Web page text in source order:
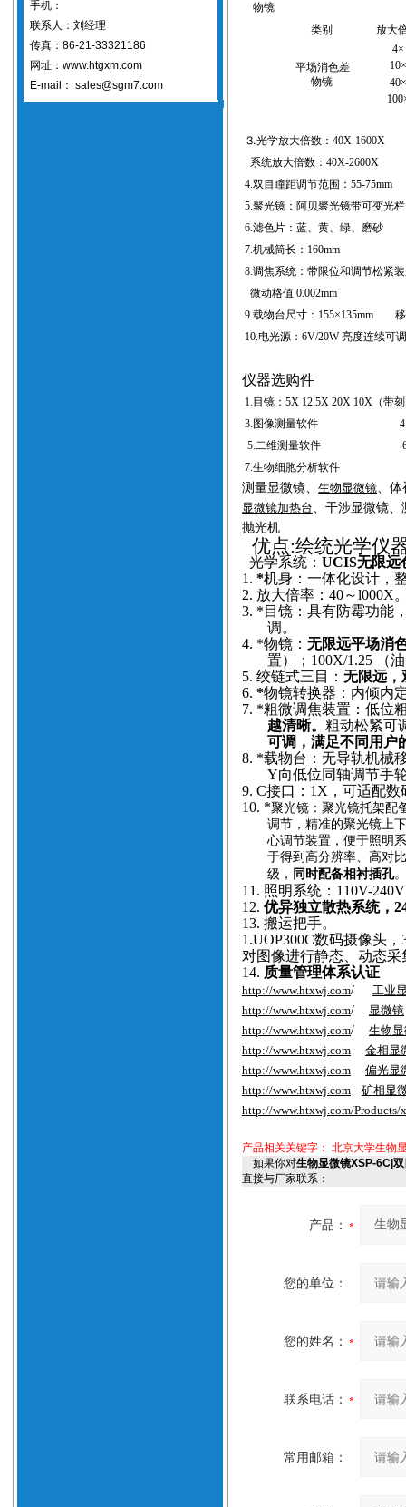
手机：
联系人：刘经理
传真：86-21-33321186
网址：www.htgxm.com
E-mail： sales@sgm7.com
物镜
类别
放大
平场消色差
物镜
4×
⒊光学放大倍数： 40X-1600X
系统放大倍数： 40X-2600X
4.双目瞳距调节范围： 55-75mm
5.聚光镜：阿贝聚光镜带可变光栏
6.滤色片：蓝、黄、绿、磨砂
7.机械筒长： 160mm
8.调焦系统：带限位和调节松紧
微动格值 0.002mm
9.载物台尺寸： 155×135mm 移
10.电光源： 6V/20W亮度连续可调
仪器选购件
1. 目镜： 5X 12.5X 20X 10X（带
3. 图像测量软件
5.二维测量软件
7.生物细胞分析软件
测量显微镜、 生物显微镜、体
显微镜加热台、干涉显微镜、
抛光机
优点:绘统光学仪
光学系统： UCIS无限远
1. *机身：一体化设计，
2. 放大倍率：40～l000X
3. *目镜：具有防霉功能
调。
4. *物镜： 无限远平场消
置）；100X/1.25 （
5. 绞链式三目： 无限远，
6. *物镜转换器：内倾内
7. *粗微调焦装置：低位
越清晰。 粗动松紧可
可调，满足不同用户
8. *载物台：无导轨机械
Y向低位同轴调节手
9. C接口：1X，可适配
10. *聚光镜：聚光镜托架配
调节，精准的聚光镜上
心调节装置，便于照明
于得到高分辨率、高对
级， 同时配备相衬插孔。
11. 照明系统：110V-
12. 优异独立散热系统，
13. 搬运把手。
1.UOP300C数码摄像头，
对图像进行静态、动态采
14. 质量管理体系认证
http://www.htxwj.com/
工业
http://www.htxwj.com/
显微镜
http://www.htxwj.com/
生物
http://www.htxwj.com
金相显
http://www.htxwj.com
偏光显
http://www.htxwj.com
矿相显
http://www.htxwj.com/
产品相关关键字： 北京大学生物
如果你对生物显微镜XSP-6C|
直接与厂家联系：
产品：
您的单位：
您的姓名：
联系电话：
常用邮箱：